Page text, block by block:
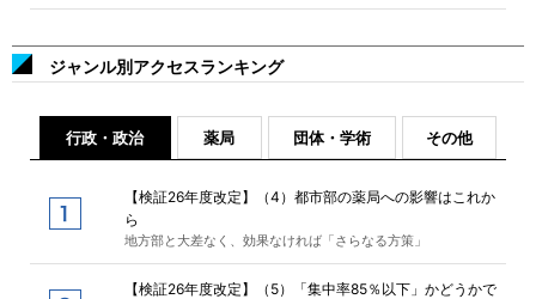
ジャンル別アクセスランキング
行政・政治 薬局 団体・学術 その他
【検証26年度改定】（4）都市部の薬局への影響はこれか
ら
地方部と大差なく、効果なければ「さらなる方策」
【検証26年度改定】（5）「集中率85％以下」かどうかで